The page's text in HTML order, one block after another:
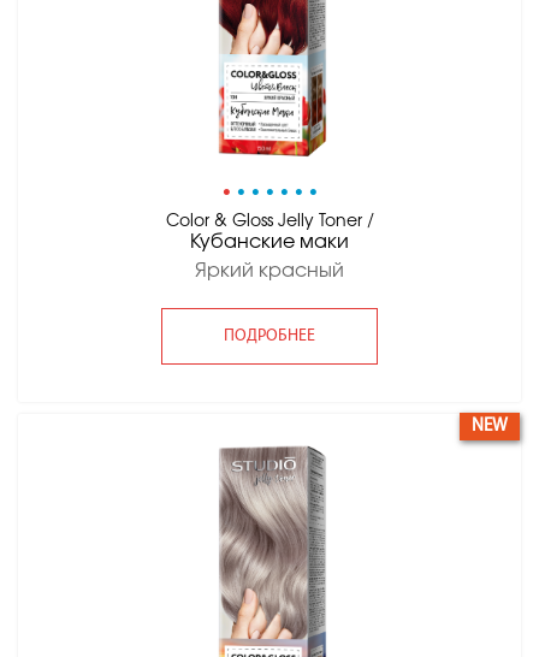
• • • • • • •
Color & Gloss Jelly Toner /
Кубанские маки
Яркий красный
ПОДРОБНЕЕ
NEW